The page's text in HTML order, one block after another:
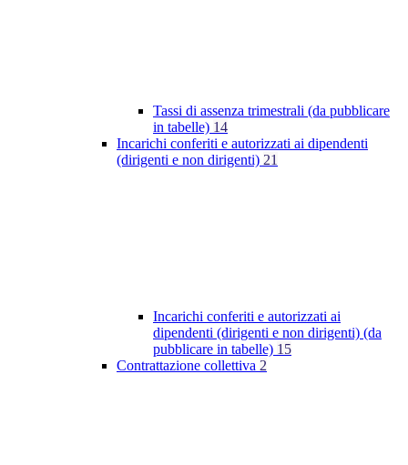
Tassi di assenza trimestrali (da pubblicare
in tabelle) 14
Incarichi conferiti e autorizzati ai dipendenti
(dirigenti e non dirigenti) 21
Incarichi conferiti e autorizzati ai
dipendenti (dirigenti e non dirigenti) (da
pubblicare in tabelle) 15
Contrattazione collettiva 2